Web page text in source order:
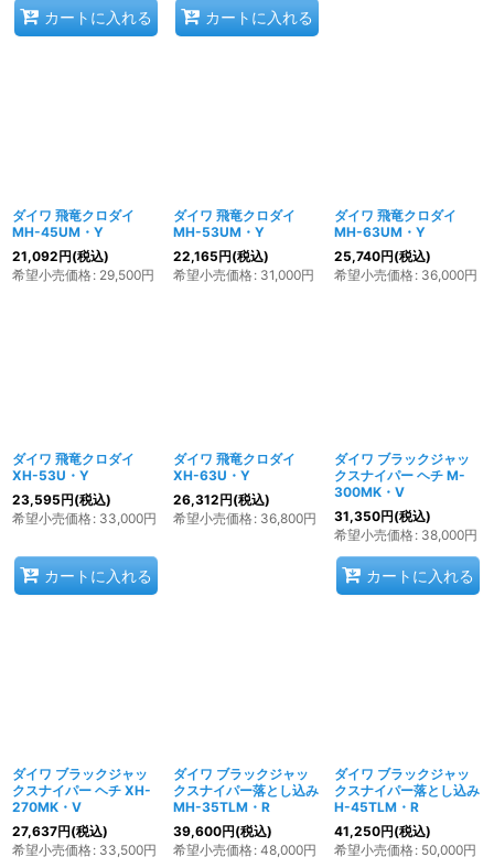
カートに入れる カートに入れる
ダイワ 飛竜クロダイ
MH-45UM・Y
21,092円(税込)
希望小売価格: 29,500円
ダイワ 飛竜クロダイ
MH-53UM・Y
22,165円(税込)
希望小売価格: 31,000円
ダイワ 飛竜クロダイ
MH-63UM・Y
25,740円(税込)
希望小売価格: 36,000円
ダイワ 飛竜クロダイ
XH-53U・Y
23,595円(税込)
希望小売価格: 33,000円
カートに入れる
ダイワ 飛竜クロダイ
XH-63U・Y
26,312円(税込)
希望小売価格: 36,800円
ダイワ ブラックジャッ
クスナイパー ヘチ M-
300MK・V
31,350円(税込)
希望小売価格: 38,000円
カートに入れる
ダイワ ブラックジャッ
クスナイパー ヘチ XH-
270MK・V
27,637円(税込)
希望小売価格: 33,500円
ダイワ ブラックジャッ
クスナイパー落とし込み
MH-35TLM・R
39,600円(税込)
希望小売価格: 48,000円
ダイワ ブラックジャッ
クスナイパー落とし込み
H-45TLM・R
41,250円(税込)
希望小売価格: 50,000円